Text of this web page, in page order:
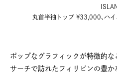
丸首半袖トップ ¥33,000、ハ
ポップなグラフィックが特徴的な
サーチで訪れたフィリピンの豊か